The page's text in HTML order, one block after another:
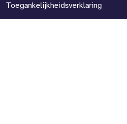
Toegankelijkheidsverklaring